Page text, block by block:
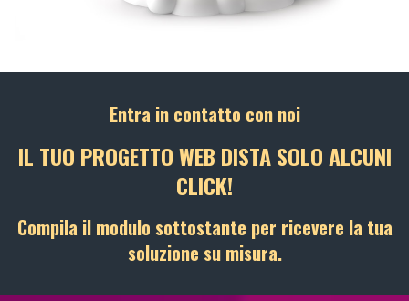
Entra in contatto con noi
IL TUO PROGETTO WEB DISTA SOLO ALCUNI
CLICK!
Compila il modulo sottostante per ricevere la tua
soluzione su misura.